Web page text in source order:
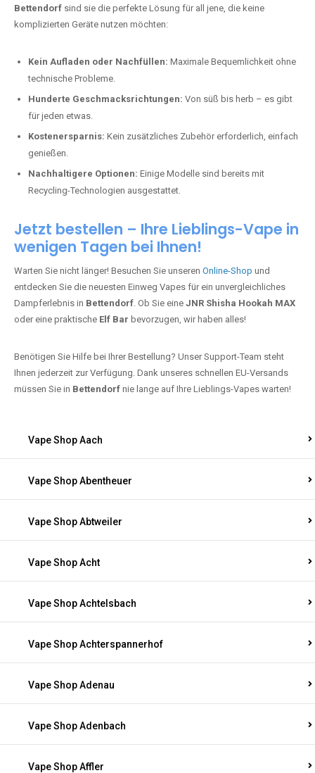
Bettendorf sind sie die perfekte Lösung für all jene, die keine
komplizierten Geräte nutzen möchten:
Kein Aufladen oder Nachfüllen: Maximale Bequemlichkeit ohne
technische Probleme.
Hunderte Geschmacksrichtungen: Von süß bis herb – es gibt
für jeden etwas.
Kostenersparnis: Kein zusätzliches Zubehör erforderlich, einfach
genießen.
Nachhaltigere Optionen: Einige Modelle sind bereits mit
Recycling-Technologien ausgestattet.
Jetzt bestellen – Ihre Lieblings-Vape in
wenigen Tagen bei Ihnen!
Warten Sie nicht länger! Besuchen Sie unseren Online-Shop und
entdecken Sie die neuesten Einweg Vapes für ein unvergleichliches
Dampferlebnis in Bettendorf. Ob Sie eine JNR Shisha Hookah MAX
oder eine praktische Elf Bar bevorzugen, wir haben alles!
Benötigen Sie Hilfe bei Ihrer Bestellung? Unser Support-Team steht
Ihnen jederzeit zur Verfügung. Dank unseres schnellen EU-Versands
müssen Sie in Bettendorf nie lange auf Ihre Lieblings-Vapes warten!
Vape Shop Aach
Vape Shop Abentheuer
Vape Shop Abtweiler
Vape Shop Acht
Vape Shop Achtelsbach
Vape Shop Achterspannerhof
Vape Shop Adenau
Vape Shop Adenbach
Vape Shop Affler